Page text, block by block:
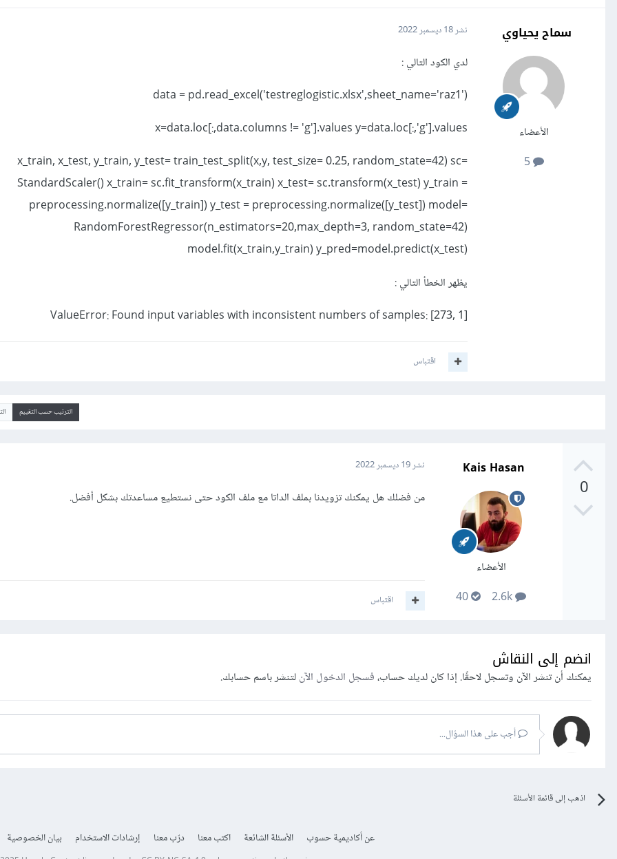
سماح يحياوي
الأعضاء
5
نشر18 ديسمبر 2022
لدي الكود التالي:
data = pd.read_excel('testreglogistic.xlsx',sheet_name='raz1')
x=data.loc[:,data.columns != 'g'].values y=data.loc[:,'g'].values
x_train, x_test, y_train, y_test= train_test_split(x,y, test_size= 0.25, random_state=42) sc=
StandardScaler() x_train= sc.fit_transform(x_train) x_test= sc.transform(x_test) y_train =
preprocessing.normalize([y_train]) y_test = preprocessing.normalize([y_test]) model=
RandomForestRegressor(n_estimators=20,max_depth=3, random_state=42)
model.fit(x_train,y_train) y_pred=model.predict(x_test)
يظهر الخطأ التالي:
ValueError: Found input variables with inconsistent numbers of samples: [273, 1]
اقتباس
الترتيب حسب التقييم
0
Kais Hasan
الأعضاء
نشر19 ديسمبر 2022
من فضلك هل يمكنك تزويدنا بملف الداتا مع ملف الكود حتى نستطيع مساعدتك بشكل أفضل.
اقتباس
انضم إلى النقاش
يمكنك أن تنشر الآن وتسجل لاحقًا. إذا كان لديك حساب،فسجل الدخول الآنلتنشر باسم حسابك.
أجب على هذا السؤال...
اذهب إلى قائمة الأسئلة
عن أكاديمية حسوب الأسئلة الشائعة اكتب معنا درّب معنا إرشادات الاستخدام بيان الخصوصية